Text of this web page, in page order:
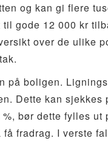
og kan gi flere
gode 12 000 kr
over de ulike
på boligen.
Dette kan sjekkes
bør dette fylles ut
fradrag. I verste